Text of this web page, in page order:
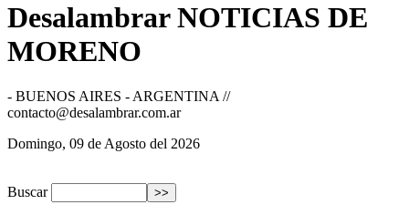
DesalambrarNOTICIAS DE
MORENO
- BUENOS AIRES - ARGENTINA //
contacto@desalambrar.com.ar
Domingo, 09 de Agosto del 2026
Buscar